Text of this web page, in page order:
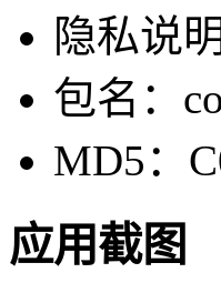
隐私说明
包名：
MD5：
应用截图